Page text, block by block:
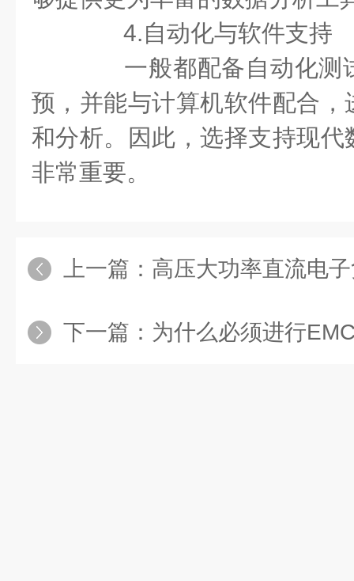
4.自动化与软件支持
一般都配备自动化测
预，并能与计算机软件配合
和分析。因此，选择支持现
非常重要。
上一篇： 高压大功率直流电
下一篇： 为什么必须进行